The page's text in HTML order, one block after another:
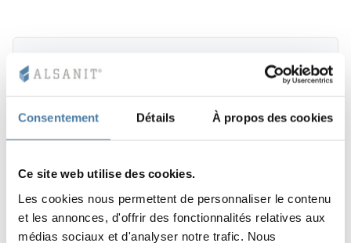
Consentement Détails À propos des cookies
Ce site web utilise des cookies.
Les cookies nous permettent de personnaliser le contenu
et les annonces, d'offrir des fonctionnalités relatives aux
médias sociaux et d'analyser notre trafic. Nous